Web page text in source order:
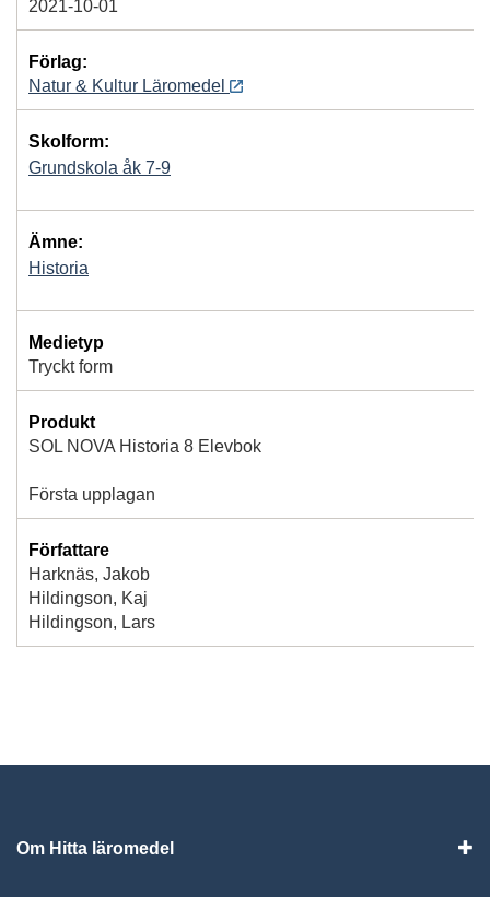
2021-10-01
Förlag:
Natur & Kultur Läromedel
Skolform:
Grundskola åk 7-9
Ämne:
Historia
Medietyp
Tryckt form
Produkt
SOL NOVA Historia 8 Elevbok
Första upplagan
Författare
Harknäs, Jakob
Hildingson, Kaj
Hildingson, Lars
Om Hitta läromedel